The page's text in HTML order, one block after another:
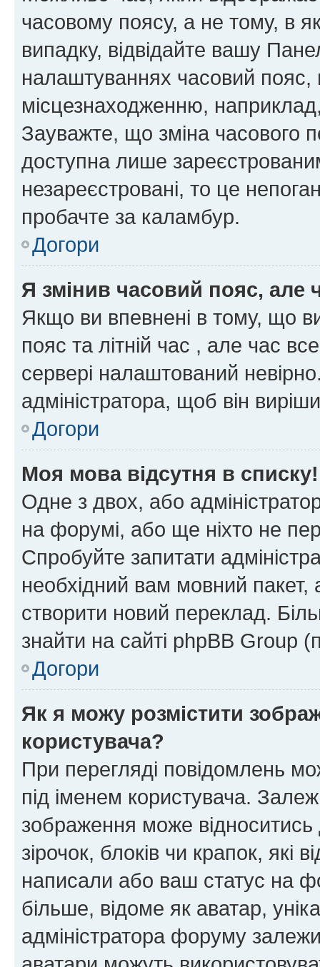
часовому поясу, а не тому, в
випадку, відвідайте вашу
налаштуваннях часовий пояс,
місцезнаходженню,
Зауважте, що зміна часового
доступна лише
незареєстровані, то це
пробачте за каламбур.
Догори
Я змінив часовий пояс, але
Якщо ви впевнені в тому, що
пояс та літній час , але час
сервері налаштований
адміністратора, щоб він
Догори
Моя мова відсутня в списку!
Одне з двох, або
на форумі, або ще ніхто не
Спробуйте запитати
необхідний вам мовний
створити новий переклад.
знайти на сайті phpBB Group
Догори
Як я можу розмістити
користувача?
При перегляді повідомлень
під іменем користувача.
зображення може відноситись
зірочок, блоків чи крапок, які
написали або ваш статус на
більше, відоме як аватар,
адміністратора форуму